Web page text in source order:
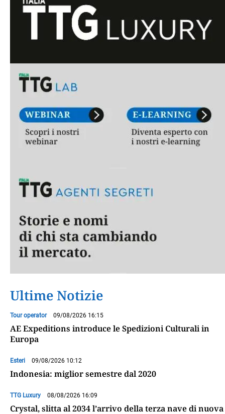
Ultime Notizie
Tour operator 09/08/2026 16:15
AE Expeditions introduce le Spedizioni Culturali in
Europa
Esteri 09/08/2026 10:12
Indonesia: miglior semestre dal 2020
TTG Luxury 08/08/2026 16:09
Crystal, slitta al 2034 l’arrivo della terza nave di nuova